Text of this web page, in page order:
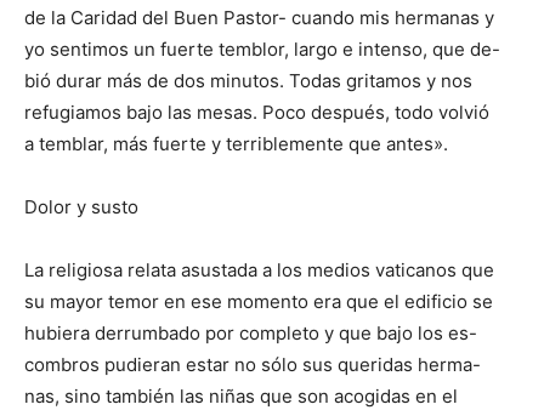
de la Caridad del Buen Pastor- cuando mis hermanas y
yo sentimos un fuerte temblor, largo e intenso, que de-
bió durar más de dos minutos. Todas gritamos y nos
refugiamos bajo las mesas. Poco después, todo volvió
a temblar, más fuerte y terriblemente que antes».
Dolor y susto
La religiosa relata asustada a los medios vaticanos que
su mayor temor en ese momento era que el edificio se
hubiera derrumbado por completo y que bajo los es-
combros pudieran estar no sólo sus queridas herma-
nas, sino también las niñas que son acogidas en el